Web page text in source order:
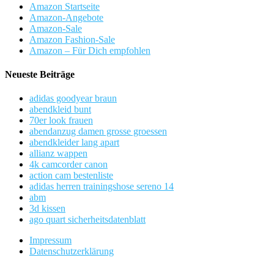
Amazon Startseite
Amazon-Angebote
Amazon-Sale
Amazon Fashion-Sale
Amazon – Für Dich empfohlen
Neueste Beiträge
adidas goodyear braun
abendkleid bunt
70er look frauen
abendanzug damen grosse groessen
abendkleider lang apart
allianz wappen
4k camcorder canon
action cam bestenliste
adidas herren trainingshose sereno 14
abm
3d kissen
ago quart sicherheitsdatenblatt
Impressum
Datenschutzerklärung